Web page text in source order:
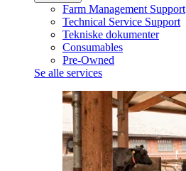
Farm Management Support
Technical Service Support
Tekniske dokumenter
Consumables
Pre-Owned
Se alle services